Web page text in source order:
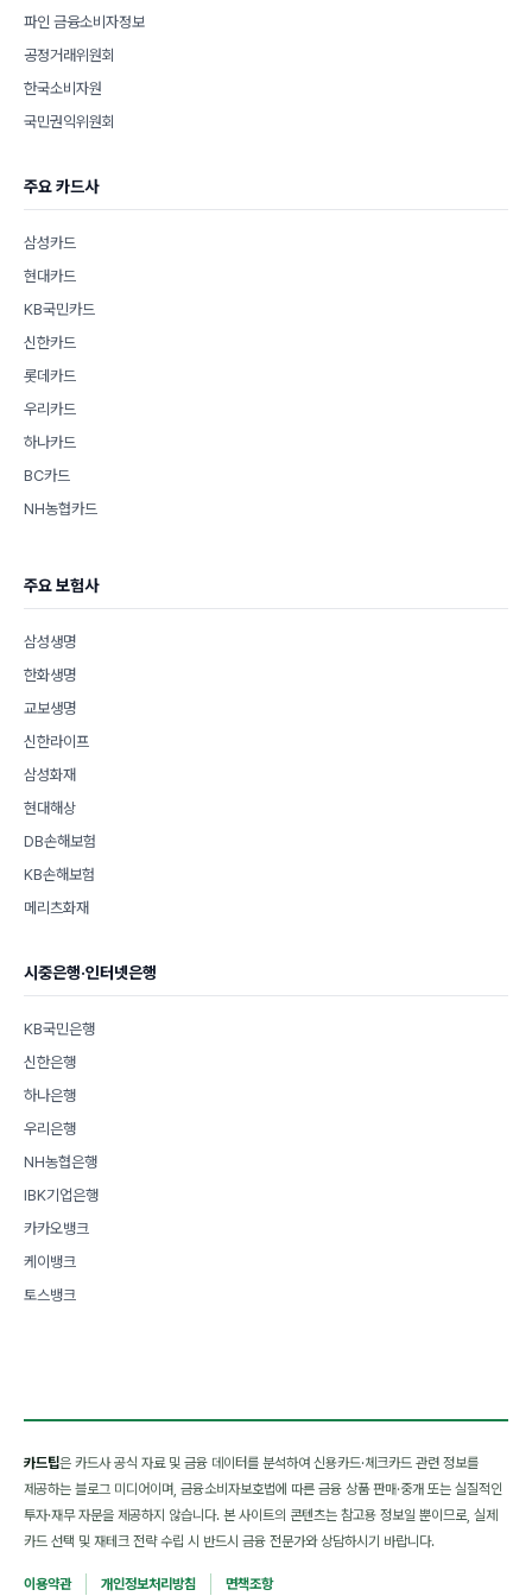
파인 금융소비자정보
공정거래위원회
한국소비자원
국민권익위원회
주요 카드사
삼성카드
현대카드
KB국민카드
신한카드
롯데카드
우리카드
하나카드
BC카드
NH농협카드
주요 보험사
삼성생명
한화생명
교보생명
신한라이프
삼성화재
현대해상
DB손해보험
KB손해보험
메리츠화재
시중은행·인터넷은행
KB국민은행
신한은행
하나은행
우리은행
NH농협은행
IBK기업은행
카카오뱅크
케이뱅크
토스뱅크
카드팁은 카드사 공식 자료 및 금융 데이터를 분석하여 신용카드·체크카드 관련 정보를
제공하는 블로그 미디어이며, 금융소비자보호법에 따른 금융 상품 판매·중개 또는 실질적인
투자·재무 자문을 제공하지 않습니다. 본 사이트의 콘텐츠는 참고용 정보일 뿐이므로, 실제
카드 선택 및 재테크 전략 수립 시 반드시 금융 전문가와 상담하시기 바랍니다.
이용약관 개인정보처리방침 면책조항